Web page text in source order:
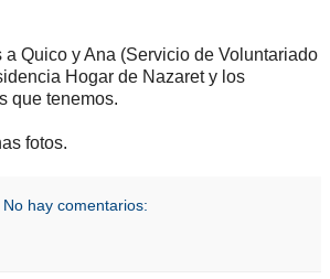
a Quico y Ana (Servicio de Voluntariado
Hogar de Nazaret y los
que tenemos.
fotos.
No hay comentarios: